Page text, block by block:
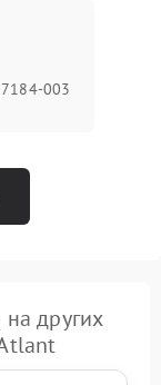
003
других